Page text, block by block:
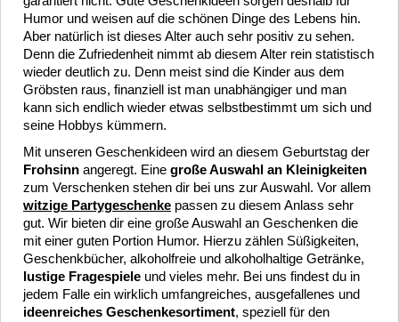
Humor und weisen auf die schönen Dinge des Lebens hin.
Aber natürlich ist dieses Alter auch sehr positiv zu sehen.
Denn die Zufriedenheit nimmt ab diesem Alter rein statistisch
wieder deutlich zu. Denn meist sind die Kinder aus dem
Gröbsten raus, finanziell ist man unabhängiger und man
kann sich endlich wieder etwas selbstbestimmt um sich und
seine Hobbys kümmern.
Mit unseren Geschenkideen wird an diesem Geburtstag der
Frohsinn angeregt. Eine große Auswahl an Kleinigkeiten
zum Verschenken stehen dir bei uns zur Auswahl. Vor allem
witzige Partygeschenke passen zu diesem Anlass sehr
gut. Wir bieten dir eine große Auswahl an Geschenken die
mit einer guten Portion Humor. Hierzu zählen Süßigkeiten,
Geschenkbücher, alkoholfreie und alkoholhaltige Getränke,
lustige Fragespiele und vieles mehr. Bei uns findest du in
jedem Falle ein wirklich umfangreiches, ausgefallenes und
ideenreiches Geschenkesortiment, speziell für den